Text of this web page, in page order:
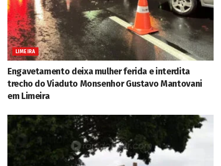
LIMEIRA
Engavetamento deixa mulher ferida e interdita
trecho do Viaduto Monsenhor Gustavo Mantovani
em Limeira